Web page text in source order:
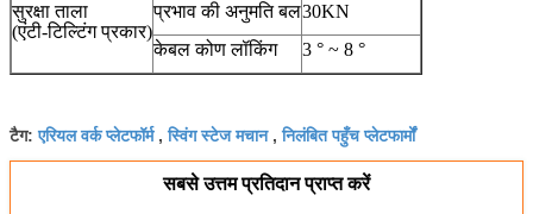
सुरक्षा ताला
(एंटी-टिल्टिंग प्रकार)
प्रभाव की अनुमति बल30KN
केबल कोण लॉकिंग
3 ° ~ 8 °
टैग:एरियल वर्क प्लेटफॉर्म,स्विंग स्टेज मचान,निलंबित पहुँच प्लेटफार्मों
सबसे उत्तम प्रतिदान प्राप्त करें